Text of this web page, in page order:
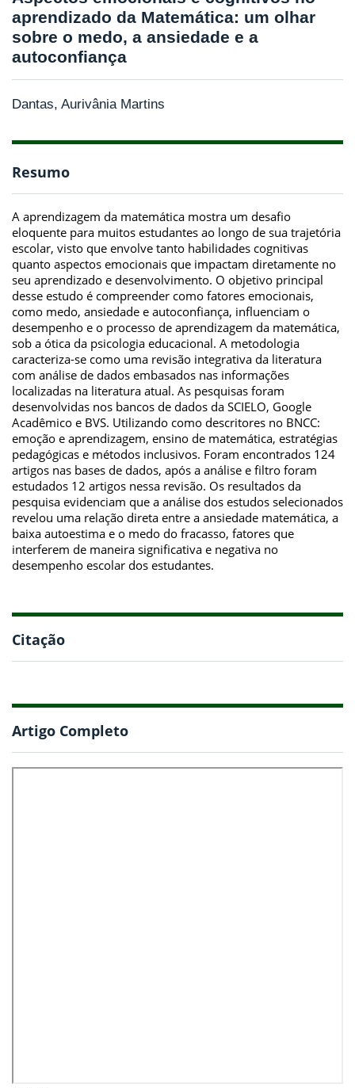
aprendizado da Matemática: um olhar
sobre o medo, a ansiedade e a
autoconfiança
Dantas, Aurivânia Martins
Resumo
A aprendizagem da matemática mostra um desafio
eloquente para muitos estudantes ao longo de sua trajetória
escolar, visto que envolve tanto habilidades cognitivas
quanto aspectos emocionais que impactam diretamente no
seu aprendizado e desenvolvimento. O objetivo principal
desse estudo é compreender como fatores emocionais,
como medo, ansiedade e autoconfiança, influenciam o
desempenho e o processo de aprendizagem da matemática,
sob a ótica da psicologia educacional. A metodologia
caracteriza-se como uma revisão integrativa da literatura
com análise de dados embasados nas informações
localizadas na literatura atual. As pesquisas foram
desenvolvidas nos bancos de dados da SCIELO, Google
Acadêmico e BVS. Utilizando como descritores no BNCC:
emoção e aprendizagem, ensino de matemática, estratégias
pedagógicas e métodos inclusivos. Foram encontrados 124
artigos nas bases de dados, após a análise e filtro foram
estudados 12 artigos nessa revisão. Os resultados da
pesquisa evidenciam que a análise dos estudos selecionados
revelou uma relação direta entre a ansiedade matemática, a
baixa autoestima e o medo do fracasso, fatores que
interferem de maneira significativa e negativa no
desempenho escolar dos estudantes.
Citação
Artigo Completo